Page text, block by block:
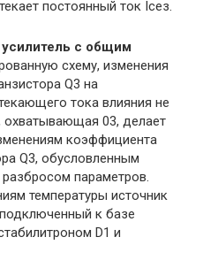
постоянный ток Iсез.
с общим
схему, изменения
Q3 на
тока влияния не
охватывающая 03, делает
коэффициента
Q3, обусловленным
параметров.
температуры источник
к базе
D1 и